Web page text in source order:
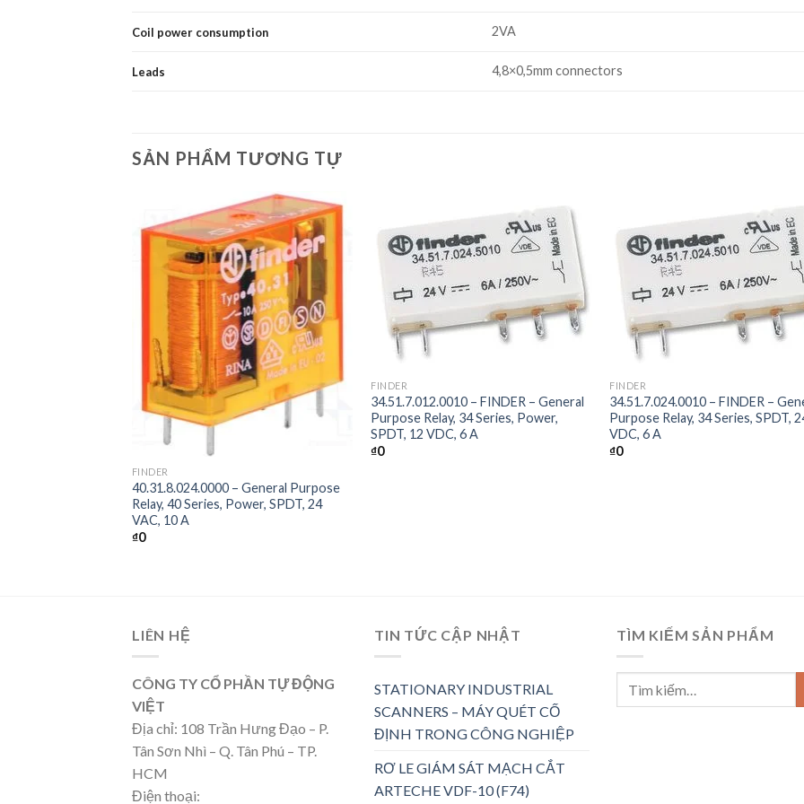
Coil power consumption 2VA
Leads 4,8×0,5mm connectors
SẢN PHẨM TƯƠNG TỰ
FINDER
40.31.8.024.0000 – General Purpose
Relay, 40 Series, Power, SPDT, 24
VAC, 10 A
₫0
FINDER
34.51.7.012.0010 – FINDER – General
Purpose Relay, 34 Series, Power,
SPDT, 12 VDC, 6 A
₫0
+
FINDER
34.51.7.024.0010 – FINDER –
Purpose Relay, 34 Series, SPDT,
VDC, 6 A
₫0
LIÊN HỆ
CÔNG TY CỔ PHẦN TỰ ĐỘNG
VIỆT
Địa chỉ: 108 Trần Hưng Đạo – P.
Tân Sơn Nhì – Q. Tân Phú – TP.
HCM
Điện thoại:
TIN TỨC CẬP NHẬT
STATIONARY INDUSTRIAL
SCANNERS – MÁY QUÉT CỐ
ĐỊNH TRONG CÔNG NGHIỆP
RƠ LE GIÁM SÁT MẠCH CẮT
ARTECHE VDF-10 (F74)
TÌM KIẾM SẢN PHẨM